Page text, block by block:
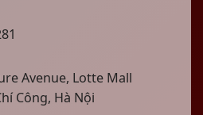
Avenue, Lotte Mall
Công, Hà Nội